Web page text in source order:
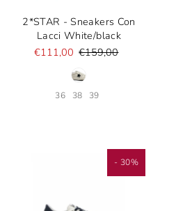
2*STAR - Sneakers Con
Lacci White/black
€111,00 €159,00
36 38 39
- 30%